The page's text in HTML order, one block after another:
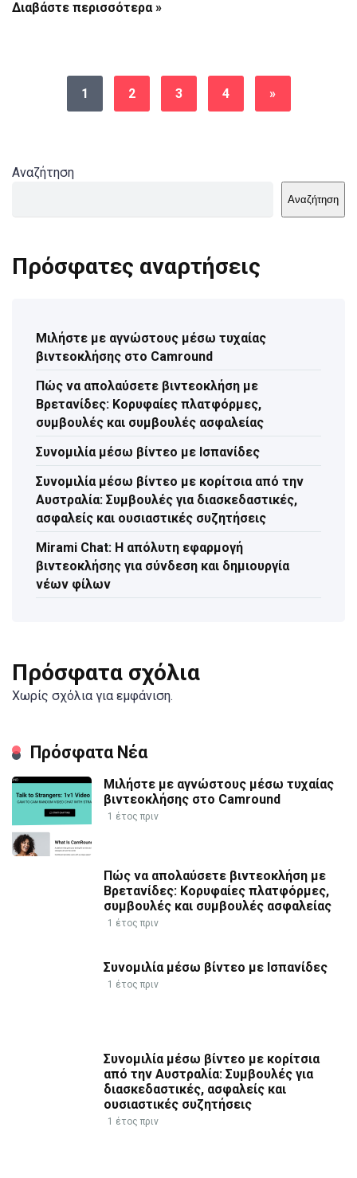
Διαβάστε περισσότερα »
1 2 3 4 »
Αναζήτηση
Αναζήτηση
Πρόσφατες αναρτήσεις
Μιλήστε με αγνώστους μέσω τυχαίας
βιντεοκλήσης στο Camround
Πώς να απολαύσετε βιντεοκλήση με
Βρετανίδες: Κορυφαίες πλατφόρμες,
συμβουλές και συμβουλές ασφαλείας
Συνομιλία μέσω βίντεο με Ισπανίδες
Συνομιλία μέσω βίντεο με κορίτσια από την
Αυστραλία: Συμβουλές για διασκεδαστικές,
ασφαλείς και ουσιαστικές συζητήσεις
Mirami Chat: Η απόλυτη εφαρμογή
βιντεοκλήσης για σύνδεση και δημιουργία
νέων φίλων
Πρόσφατα σχόλια
Χωρίς σχόλια για εμφάνιση.
Πρόσφατα Νέα
Μιλήστε με αγνώστους μέσω τυχαίας
βιντεοκλήσης στο Camround
1 έτος πριν
Πώς να απολαύσετε βιντεοκλήση με
Βρετανίδες: Κορυφαίες πλατφόρμες,
συμβουλές και συμβουλές ασφαλείας
1 έτος πριν
Συνομιλία μέσω βίντεο με Ισπανίδες
1 έτος πριν
Συνομιλία μέσω βίντεο με κορίτσια
από την Αυστραλία: Συμβουλές για
διασκεδαστικές, ασφαλείς και
ουσιαστικές συζητήσεις
1 έτος πριν